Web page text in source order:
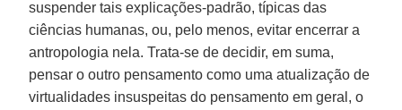
suspender tais explicações-padrão, típicas das
ciências humanas, ou, pelo menos, evitar encerrar a
antropologia nela. Trata-se de decidir, em suma,
pensar o outro pensamento como uma atualização de
virtualidades insuspeitas do pensamento em geral, o